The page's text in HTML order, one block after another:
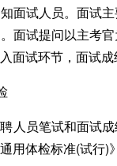
面试人员。面试
面试提问以主考
面试环节，面试
员笔试和面试成
用体检标准(试行)》